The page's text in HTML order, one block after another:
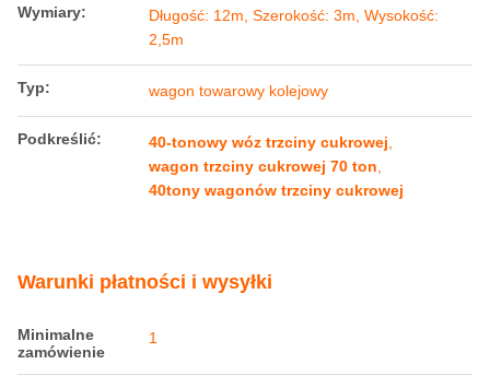
Wymiary:
Długość: 12m, Szerokość: 3m, Wysokość:
2,5m
Typ: wagon towarowy kolejowy
Podkreślić: 40-tonowy wóz trzciny cukrowej
wagon trzciny cukrowej 70 ton
40tony wagonów trzciny cukrowej
Warunki płatności i wysyłki
Minimalne
zamówienie
1